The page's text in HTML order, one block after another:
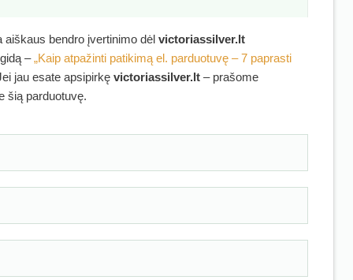
aiškaus bendro įvertinimo dėl victoriassilver.lt
–„Kaip atpažinti patikimą el. parduotuvę – 7 paprasti
jau esate apsipirkę victoriassilver.lt – prašome
šią parduotuvę.